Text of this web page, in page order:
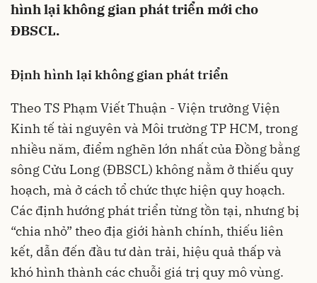
hình lại không gian phát triển mới cho
ĐBSCL.
Định hình lại không gian phát triển
Theo TS Phạm Viết Thuận - Viện trưởng Viện
Kinh tế tài nguyên và Môi trường TP HCM, trong
nhiều năm, điểm nghẽn lớn nhất của Đồng bằng
sông Cửu Long (ĐBSCL) không nằm ở thiếu quy
hoạch, mà ở cách tổ chức thực hiện quy hoạch.
Các định hướng phát triển từng tồn tại, nhưng bị
“chia nhỏ” theo địa giới hành chính, thiếu liên
kết, dẫn đến đầu tư dàn trải, hiệu quả thấp và
khó hình thành các chuỗi giá trị quy mô vùng.